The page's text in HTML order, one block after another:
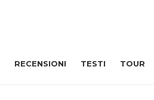
RECENSIONI TESTI TOUR